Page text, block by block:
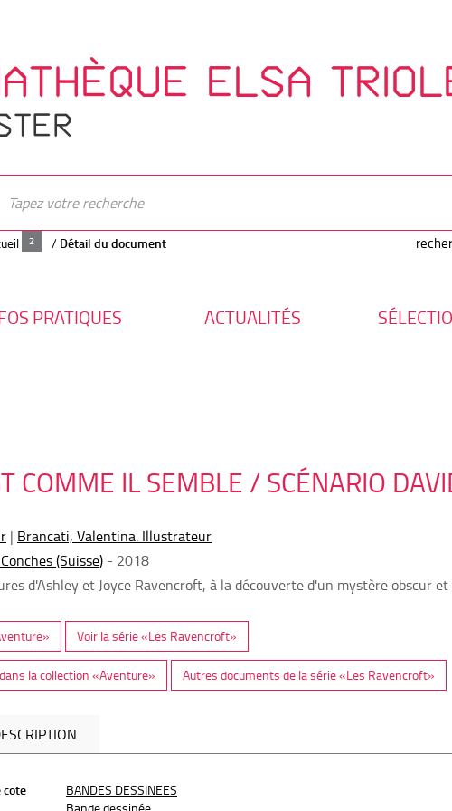
ELSA
/ Détail du document
PRATIQUES ACTUALITÉS
COMME IL SEMBLE / SCÉNARIO
| Brancati, Valentina. Illustrateur
(Suisse) - 2018
d'Ashley et Joyce Ravencroft, à la découverte d'un mystère obscur
Voir la série «Les Ravencroft»
la collection «Aventure» Autres documents de la série «Les Ravencroft»
cote
BANDES DESSINEES